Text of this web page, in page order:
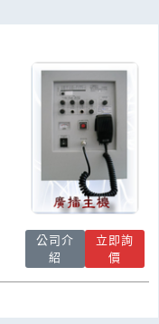
公司介
紹
立即詢
價